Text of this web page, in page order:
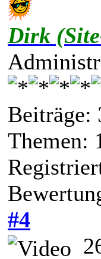
Dirk
Beiträge:
Themen:
#4